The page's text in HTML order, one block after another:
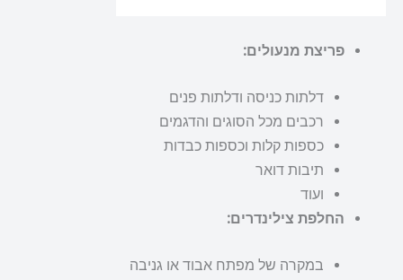
פריצת מנעולים:
דלתות כניסה ודלתות פנים
רכבים מכל הסוגים והדגמים
כספות קלות וכספות כבדות
תיבות דואר
ועוד
החלפת צילינדרים:
במקרה של מפתח אבוד או גניבה